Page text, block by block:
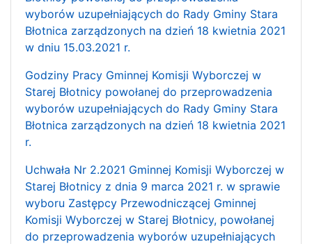
wyborów uzupełniających do Rady Gminy Stara
Błotnica zarządzonych na dzień 18 kwietnia 2021
w dniu 15.03.2021 r.
Godziny Pracy Gminnej Komisji Wyborczej w
Starej Błotnicy powołanej do przeprowadzenia
wyborów uzupełniających do Rady Gminy Stara
Błotnica zarządzonych na dzień 18 kwietnia 2021
r.
Uchwała Nr 2.2021 Gminnej Komisji Wyborczej w
Starej Błotnicy z dnia 9 marca 2021 r. w sprawie
wyboru Zastępcy Przewodniczącej Gminnej
Komisji Wyborczej w Starej Błotnicy, powołanej
do przeprowadzenia wyborów uzupełniających